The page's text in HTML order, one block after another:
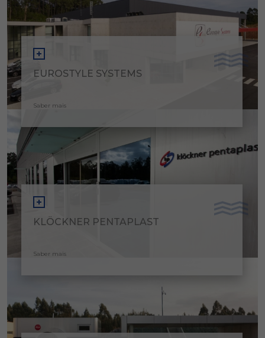
EUROSTYLE SYSTEMS
Saber mais
KLÖCKNER PENTAPLAST
Saber mais